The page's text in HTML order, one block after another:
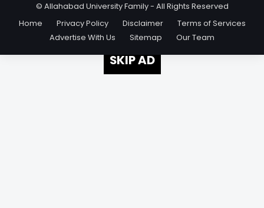
© Allahabad University Family - All Rights Reserved
Home
Privacy Policy Disclaimer
Terms of Services
Advertise With Us
Sitemap Our Team
SKIP AD